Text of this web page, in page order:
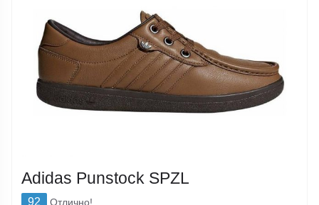
Adidas Punstock SPZL
92 Отлично!